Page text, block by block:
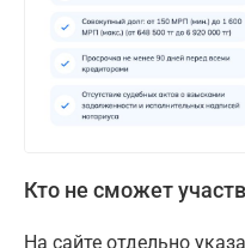
Кто не сможет
На сайте отдельно